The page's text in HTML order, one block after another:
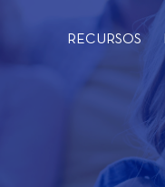
RECURSOS